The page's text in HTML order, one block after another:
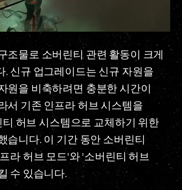
조물로 소버린티 관련 활동이 크게
. 신규 업그레이드는 신규 자원을
원을 비축하려면 충분한 시간이
서 기존 인프라 허브 시스템을
티 허브 시스템으로 교체하기 위한
습니다. 이 기간 동안 소버린티
라 허브 모드'와 '소버린티 허브
수 있습니다.